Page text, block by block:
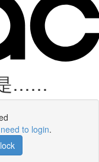
……
to login.